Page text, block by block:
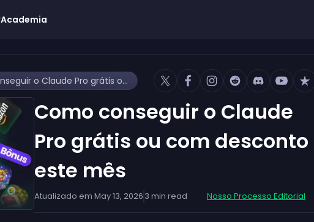
Academia
Como conseguir o Claude Pro grátis ou com desconto este mês
Como conseguir o Claude
Pro grátis ou com desconto
este mês
Atualizado em May 13, 2026 3 min read Nosso Processo Editorial